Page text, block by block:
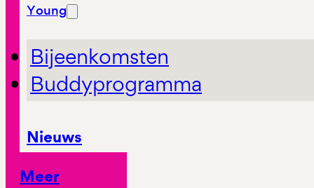
Young
Bijeenkomsten
Buddyprogramma
Nieuws
Meer